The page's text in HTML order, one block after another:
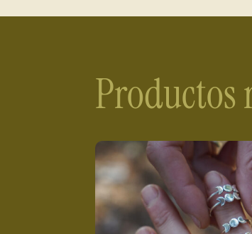
Productos